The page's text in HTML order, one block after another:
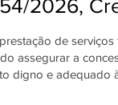
2026,
de
assegurar a
digno e